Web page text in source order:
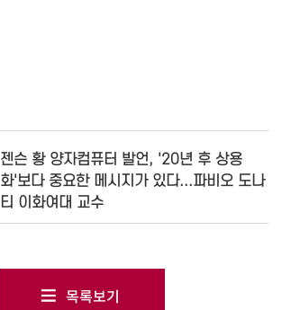
젠슨 황 양자컴퓨터 발언, '20년 후 상용
화'보다 중요한 메시지가 있다...파비오 도나
티 이화여대 교수
목록보기